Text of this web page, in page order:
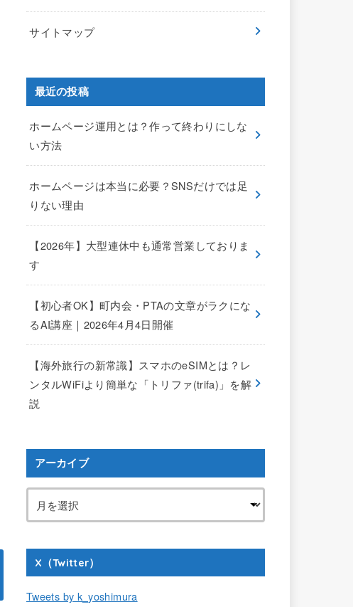
サイトマップ
最近の投稿
ホームページ運用とは？作って終わりにしな
い方法
ホームページは本当に必要？SNSだけでは足
りない理由
【2026年】大型連休中も通常営業しておりま
す
【初心者OK】町内会・PTAの文章がラクにな
るAI講座｜2026年4月4日開催
【海外旅行の新常識】スマホのeSIMとは？レ
ンタルWiFiより簡単な「トリファ(trifa)」を解
説
アーカイブ
X（Twitter）
Tweets by k_yoshimura